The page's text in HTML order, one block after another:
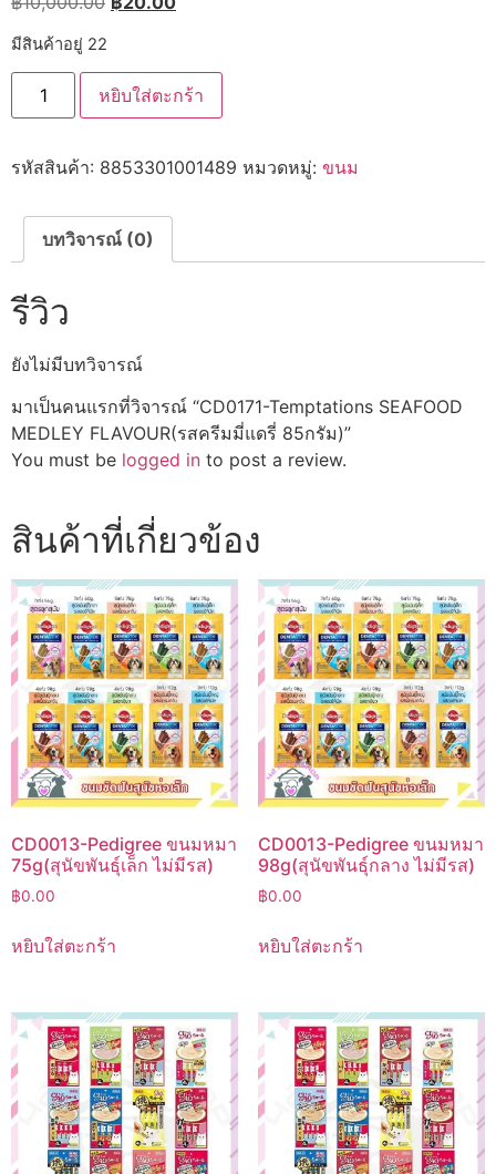
฿10,000.00.฿20.00.
มีสินค้าอยู่ 22
จำนวน
CD0171-
Temptations
FLAVOUR(รส
แด
85กรัม)
หยิบใส่ตะกร้า
รหัสสินค้า: 8853301001489 หมวดหมู่: ขนม
บทวิจารณ์ (0)
รีวิว
ยังไม่มีบทวิจารณ์
มาเป็นคนแรกที่วิจารณ์ “CD0171-Temptations SEAFOOD
MEDLEY FLAVOUR(รสครีมมี่แดรี่ 85กรัม)”
You must be logged in to post a review.
สินค้าที่เกี่ยวข้อง
CD0013-Pedigree ขนมหมา
75g(สุนัขพันธุ์เล็ก ไม่มีรส)
฿0.00
หยิบใส่ตะกร้า
CD0013-Pedigree ขนมหมา
98g(สุนัขพันธ์ุกลาง ไม่มีรส)
฿0.00
หยิบใส่ตะกร้า